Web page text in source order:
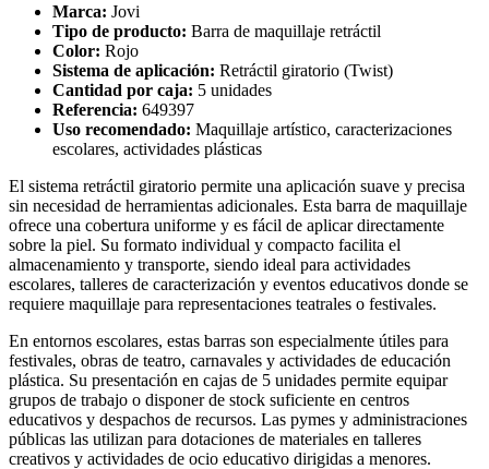
Marca: Jovi
Tipo de producto: Barra de maquillaje retráctil
Color: Rojo
Sistema de aplicación: Retráctil giratorio (Twist)
Cantidad por caja: 5 unidades
Referencia: 649397
Uso recomendado: Maquillaje artístico, caracterizaciones
escolares, actividades plásticas
El sistema retráctil giratorio permite una aplicación suave y precisa
sin necesidad de herramientas adicionales. Esta barra de maquillaje
ofrece una cobertura uniforme y es fácil de aplicar directamente
sobre la piel. Su formato individual y compacto facilita el
almacenamiento y transporte, siendo ideal para actividades
escolares, talleres de caracterización y eventos educativos donde se
requiere maquillaje para representaciones teatrales o festivales.
En entornos escolares, estas barras son especialmente útiles para
festivales, obras de teatro, carnavales y actividades de educación
plástica. Su presentación en cajas de 5 unidades permite equipar
grupos de trabajo o disponer de stock suficiente en centros
educativos y despachos de recursos. Las pymes y administraciones
públicas las utilizan para dotaciones de materiales en talleres
creativos y actividades de ocio educativo dirigidas a menores.